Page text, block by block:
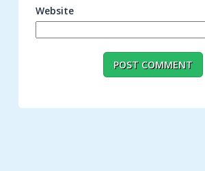
Website